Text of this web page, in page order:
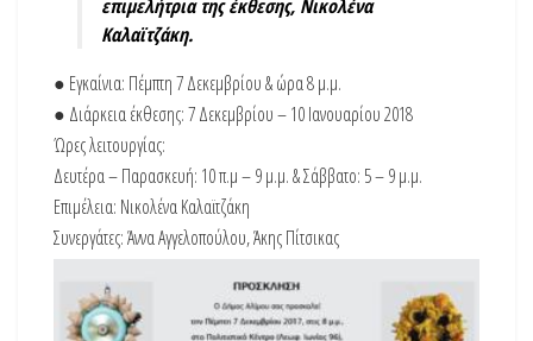
επιμελήτρια της έκθεσης, Νικολένα
Καλαϊτζάκη.
● Εγκαίνια: Πέμπτη 7 Δεκεμβρίου & ώρα 8 μ.μ.
● Διάρκεια έκθεσης: 7 Δεκεμβρίου – 10 Ιανουαρίου 2018
Ώρες λειτουργίας:
Δευτέρα – Παρασκευή: 10 π.μ – 9 μ.μ. & Σάββατο: 5 – 9 μ.μ.
Επιμέλεια: Νικολένα Καλαϊτζάκη
Συνεργάτες: Άννα Αγγελοπούλου, Άκης Πίτσικας